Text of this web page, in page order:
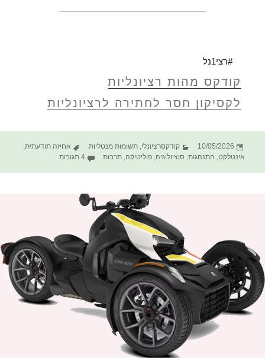
#רצי1נל
קודקס מהות רציונליות
לקסיקון חסר לחתירה לרציונליות
פורסם
בתאריך
10/05/2026 קטגוריות
קודקסרציונלי,תשומות מנטליות תגיות
אחיזה תודעתית,
אינטלקט, התנהגות,סוציולוגיה,פוליטיקה,תרבות 4 תגובות על הקודקס החסר